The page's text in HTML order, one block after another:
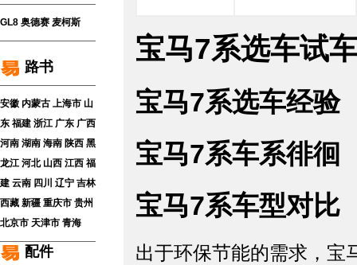
GL8 奥德赛 麦柯斯
路书
安徽 内蒙古 上海市 山
东 福建 浙江 广东 广西
河南 湖南 海南 陕西 黑
龙江 河北 山西 江西 福
建 云南 四川 辽宁 吉林
西藏 新疆 重庆市 贵州
北京市 天津市 青海
配件
宝马7系选车试
宝马7系选车经验
宝马7系车系徘徊
宝马7系车型对比
出于环保节能的需求，宝